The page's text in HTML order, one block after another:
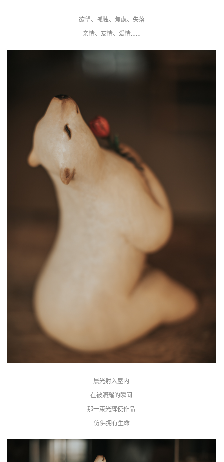
欲望、孤独、焦虑、失落
亲情、友情、爱情……
晨光射入屋内
在被照耀的瞬间
那一束光辉使作品
仿佛拥有生命